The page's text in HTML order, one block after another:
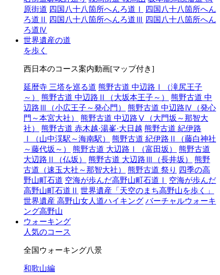
原街道 四国八十八箇所へんろ道Ⅰ
四国八十八箇所へん
ろ道Ⅱ
四国八十八箇所へんろ道Ⅲ 四国八十八箇所へん
ろ道Ⅳ
世界遺産の道
を歩く
西日本のコース案内動画[マップ付き]
延暦寺 三塔を巡る道 熊野古道 中辺路Ⅰ（滝尻王子
～）
熊野古道 中辺路Ⅱ（大坂本王子～）
熊野古道 中
辺路Ⅲ（小広王子～発心門）
熊野古道 中辺路Ⅳ（発心
門～本宮大社）
熊野古道 中辺路Ⅴ（大門坂～那智大
社）
熊野古道 赤木越·湯峯·大日越 熊野古道 紀伊路
Ⅰ（山中渓駅～海南駅）
熊野古道 紀伊路Ⅱ（藤白神社
～藤代坂～）
熊野古道 大辺路Ⅰ（富田坂）
熊野古道
大辺路Ⅱ（仏坂）
熊野古道 大辺路Ⅲ（長井坂）
熊野
古道（速玉大社～那智大社）
熊野古道 祭り
四季の高
野山町石道 空海が歩んだ高野山町石道Ⅰ
空海が歩んだ
高野山町石道Ⅱ 世界遺産「天空のまち高野山を歩く」
世界遺産 高野山女人道ハイキング バーチャルウォーキ
ング高野山
ウォーキング
人気のコース
全国ウォーキング八景
和歌山編